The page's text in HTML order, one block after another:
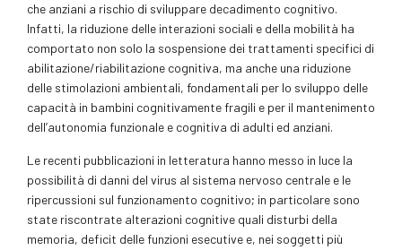
che anziani a rischio di sviluppare decadimento cognitivo.
Infatti, la riduzione delle interazioni sociali e della mobilità ha
comportato non solo la sospensione dei trattamenti specifici di
abilitazione/riabilitazione cognitiva, ma anche una riduzione
delle stimolazioni ambientali, fondamentali per lo sviluppo delle
capacità in bambini cognitivamente fragili e per il mantenimento
dell’autonomia funzionale e cognitiva di adulti ed anziani.
Le recenti pubblicazioni in letteratura hanno messo in luce la
possibilità di danni del virus al sistema nervoso centrale e le
ripercussioni sul funzionamento cognitivo; in particolare sono
state riscontrate alterazioni cognitive quali disturbi della
memoria, deficit delle funzioni esecutive e, nei soggetti più